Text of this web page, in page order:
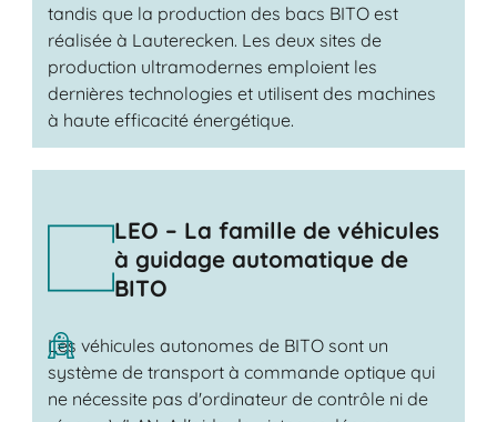
tandis que la production des bacs BITO est
réalisée à Lauterecken. Les deux sites de
production ultramodernes emploient les
dernières technologies et utilisent des machines
à haute efficacité énergétique.
LEO – La famille de véhicules
à guidage automatique de
BITO
Les véhicules autonomes de BITO sont un
système de transport à commande optique qui
ne nécessite pas d'ordinateur de contrôle ni de